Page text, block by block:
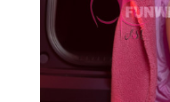
En stock